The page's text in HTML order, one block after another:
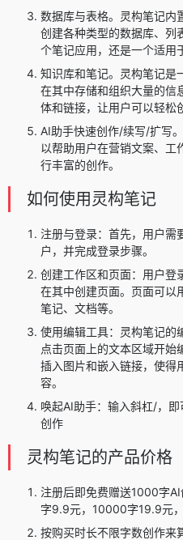
数据库与表格。灵构笔记内
创建各种类型的数据库、列
个笔记应用，还是一个适用
知识库和笔记。灵构笔记是
在其中存储和组织大量的信
体和链接，让用户可以轻松
AI助手快速创作/续写/扩写
以帮助用户在营销文案、工
行丰富的创作。
如何使用灵构笔记
注册与登录：首先，用户需
户，并完成登录步骤。
创建工作区和页面：用户登
在其中创建页面。页面可以
笔记、文档等。
使用编辑工具：灵构笔记的
点击页面上的文本区域开始
插入图片和嵌入链接，使得
容。
唤起AI助手：输入斜杠/，
创作
灵构笔记的产品价格
注册后即免费赠送1000字
字9.9元，10000字19.9元
按购买时长不限字数创作